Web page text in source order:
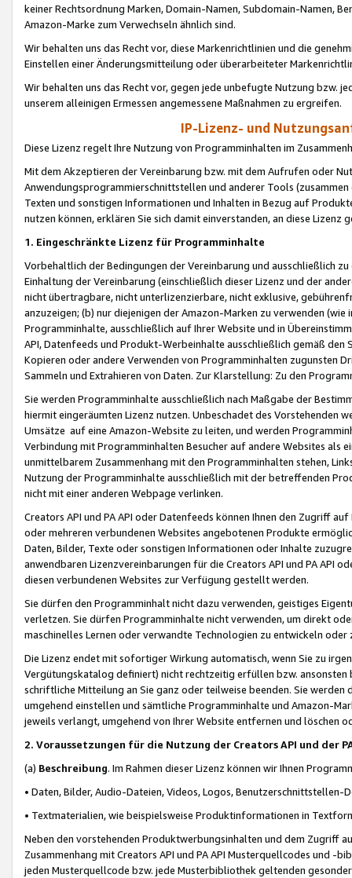
keiner Rechtsordnung Marken, Domain-Namen, Subdomain-Namen,
Amazon-Marke zum Verwechseln ähnlich sind.
Wir behalten uns das Recht vor, diese Markenrichtlinien und die
Einstellen einer Änderungsmitteilung oder überarbeiteter
Wir behalten uns das Recht vor, gegen jede unbefugte Nutzung bzw.
unserem alleinigen Ermessen angemessene Maßnahmen zu ergreifen.
IP-Lizenz- und
Diese Lizenz regelt Ihre Nutzung von Programminhalten im
Mit dem Akzeptieren der Vereinbarung bzw. mit dem Aufrufen oder
Anwendungsprogrammierschnittstellen und anderer Tools (zusammen
Texten und sonstigen Informationen und Inhalten in Bezug auf
nutzen können, erklären Sie sich damit einverstanden, an diese Lizenz
1. Eingeschränkte Lizenz für Programminhalte
Vorbehaltlich der Bedingungen der Vereinbarung und ausschließlich
Einhaltung der Vereinbarung (einschließlich dieser Lizenz und der
nicht übertragbare, nicht unterlizenzierbare, nicht exklusive,
anzuzeigen; (b) nur diejenigen der Amazon-Marken zu verwenden
Programminhalte, ausschließlich auf Ihrer Website und in
API, Datenfeeds und Produkt-Werbeinhalte ausschließlich gemäß
Kopieren oder andere Verwenden von Programminhalten zugunsten
Sammeln und Extrahieren von Daten. Zur Klarstellung: Zu den
Sie werden Programminhalte ausschließlich nach Maßgabe der
hiermit eingeräumten Lizenz nutzen. Unbeschadet des Vorstehenden
Umsätze auf eine Amazon-Website zu leiten, und werden
Verbindung mit Programminhalten Besucher auf andere Websites als
unmittelbarem Zusammenhang mit den Programminhalten stehen,
Nutzung der Programminhalte ausschließlich mit der betreffenden
nicht mit einer anderen Webpage verlinken.
Creators API und PA API oder Datenfeeds können Ihnen den Zugriff
oder mehreren verbundenen Websites angebotenen Produkte
Daten, Bilder, Texte oder sonstigen Informationen oder Inhalte
anwendbaren Lizenzvereinbarungen für die Creators API und PA API
diesen verbundenen Websites zur Verfügung gestellt werden.
Sie dürfen den Programminhalt nicht dazu verwenden, geistiges
verletzen. Sie dürfen Programminhalte nicht verwenden, um direkt
maschinelles Lernen oder verwandte Technologien zu entwickeln
Die Lizenz endet mit sofortiger Wirkung automatisch, wenn Sie zu
Vergütungskatalog definiert) nicht rechtzeitig erfüllen bzw. ansonsten
schriftliche Mitteilung an Sie ganz oder teilweise beenden. Sie werden
umgehend einstellen und sämtliche Programminhalte und Amazon-
jeweils verlangt, umgehend von Ihrer Website entfernen und löschen
2. Voraussetzungen für die Nutzung der Creators API und der
(a) Beschreibung. Im Rahmen dieser Lizenz können wir Ihnen
• Daten, Bilder, Audio-Dateien, Videos, Logos, Benutzerschnittstellen-
• Textmaterialien, wie beispielsweise Produktinformationen in
Neben den vorstehenden Produktwerbungsinhalten und dem Zugriff
Zusammenhang mit Creators API und PA API Musterquellcodes und
jeden Musterquellcode bzw. jede Musterbibliothek geltenden